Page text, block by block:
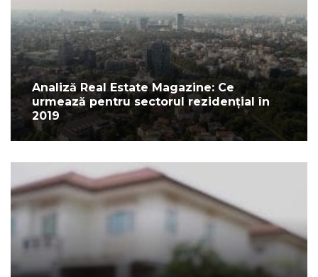
Analiză Real Estate Magazine: Ce
urmează pentru sectorul rezidențial în
2019